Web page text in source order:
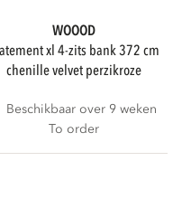
WOOOD
chenille velvet perzikroze
Beschikbaar over 9 weken
To order